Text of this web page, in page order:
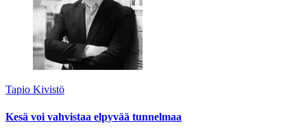
Tapio Kivistö
Kesä voi vahvistaa elpyvää tunnelmaa